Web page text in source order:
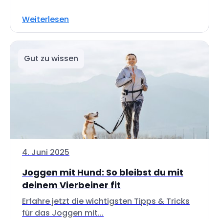
Weiterlesen
Gut zu wissen
4. Juni 2025
Joggen mit Hund: So bleibst du mit
deinem Vierbeiner fit
Erfahre jetzt die wichtigsten Tipps & Tricks
für das Joggen mit...